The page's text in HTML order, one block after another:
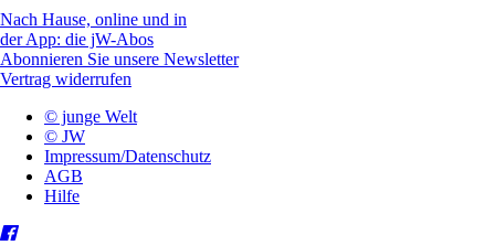
Nach Hause, online und in
der App: die jW-Abos
Abonnieren Sie unsere Newsletter
Vertrag widerrufen
© junge Welt
© JW
Impressum/Datenschutz
AGB
Hilfe